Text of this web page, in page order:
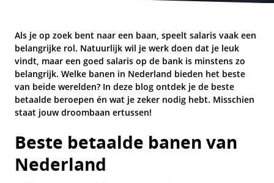
Als je op zoek bent naar een baan, speelt salaris vaak een
belangrijke rol. Natuurlijk wil je werk doen dat je leuk
vindt, maar een goed salaris op de bank is minstens zo
belangrijk. Welke banen in Nederland bieden het beste
van beide werelden? In deze blog ontdek je de beste
betaalde beroepen én wat je zeker nodig hebt. Misschien
staat jouw droombaan ertussen!
Beste betaalde banen van
Nederland